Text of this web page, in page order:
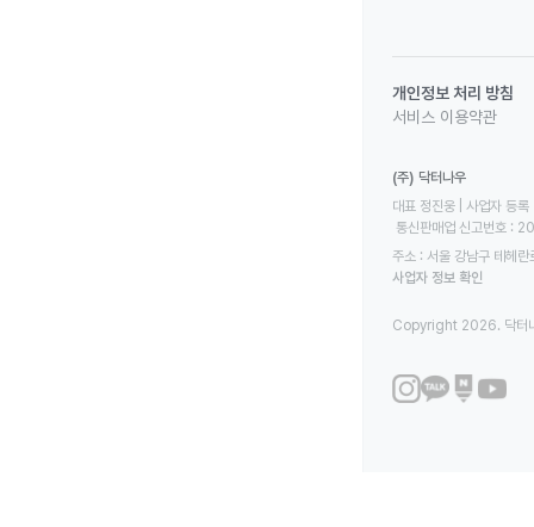
개인정보 처리 방침
서비스 이용약관
(주) 닥터나우
대표 정진웅 | 사업자
통신판매업 신고번호
주소 : 서울 강남구 테헤
사업자 정보 확인
Copyright 2026. 닥터